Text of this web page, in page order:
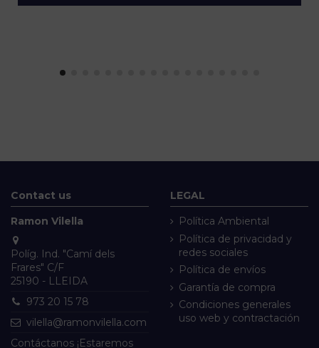
Contact us
Ramon Vilella
Políg. Ind. "Camí dels
Frares" C/F
25190 - LLEIDA
973 20 15 78
vilella@ramonvilella.com
Contáctanos ¡Estaremos
LEGAL
Política Ambiental
Política de privacidad y
redes sociales
Política de envíos
Garantía de compra
Condiciones generales
uso web y contractación